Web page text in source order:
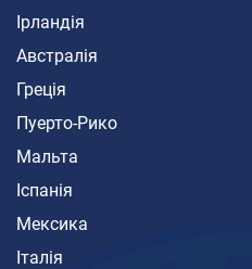
Ірландія
Австралія
Греція
Пуерто-Рико
Мальта
Іспанія
Мексика
Італія